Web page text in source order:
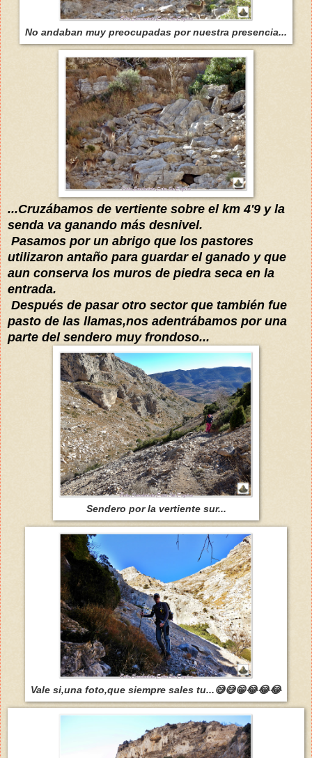
No andaban muy preocupadas por nuestra presencia...
...Cruzábamos de vertiente sobre el km 4'9 y la
senda va ganando más desnivel.
Pasamos por un abrigo que los pastores
utilizaron antaño para guardar el ganado y que
aun conserva los muros de piedra seca en la
entrada.
Después de pasar otro sector que también fue
pasto de las llamas,nos adentrábamos por una
parte del sendero muy frondoso...
Sendero por la vertiente sur...
Vale si,una foto,que siempre sales tu...😅😅😁😂😂😂